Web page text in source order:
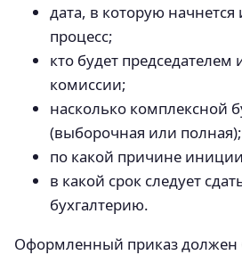
дата, в которую начнется
процесс;
кто будет
комиссии;
насколько комплексной
(выборочная или полная);
по какой причине
в какой срок следует
бухгалтерию.
Оформленный приказ должен